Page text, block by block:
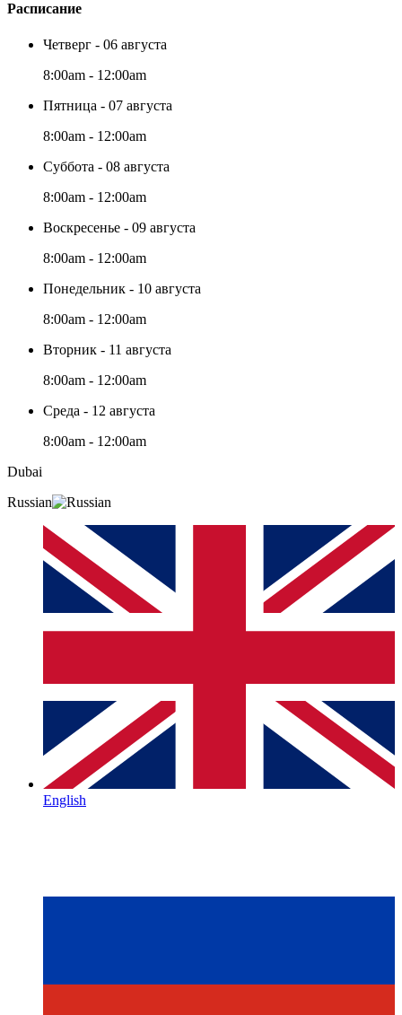
Расписание
Четверг - 06 августа
8:00am - 12:00am
Пятница - 07 августа
8:00am - 12:00am
Суббота - 08 августа
8:00am - 12:00am
Воскресенье - 09 августа
8:00am - 12:00am
Понедельник - 10 августа
8:00am - 12:00am
Вторник - 11 августа
8:00am - 12:00am
Среда - 12 августа
8:00am - 12:00am
Dubai
Russian
English